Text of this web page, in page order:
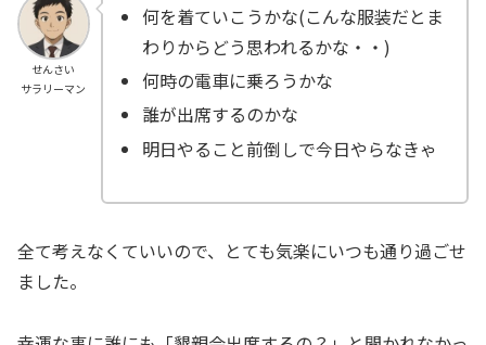
せんさい
サラリーマン
何を着ていこうかな(こんな服装だとま
わりからどう思われるかな・・)
何時の電車に乗ろうかな
誰が出席するのかな
明日やること前倒しで今日やらなきゃ
全て考えなくていいので、とても気楽にいつも通り過ごせ
ました。